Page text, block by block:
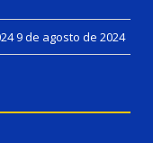
9 de agosto de 2024